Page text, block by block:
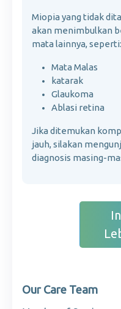
Miopia yang tidak
akan menimbulkan
mata lainnya, seperti:
Mata Malas
katarak
Glaukoma
Ablasi retina
Jika ditemukan
jauh, silakan
diagnosis masing-
Our Care Team